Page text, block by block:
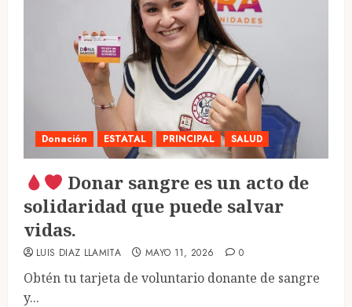
Donación ESTATAL PRINCIPAL SALUD
Donar sangre es un acto de
solidaridad que puede salvar
vidas.
LUIS DIAZ LLAMITA MAYO 11, 2026 0
Obtén tu tarjeta de voluntario donante de sangre
y...